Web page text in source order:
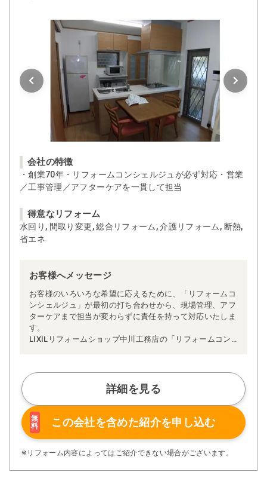
会社の特徴
・創業70年・リフォームコンシェルジュが必ず対応・営業
／工事管理／アフターケアを一貫して担当
得意なリフォーム
水回り, 間取り変更, 総合リフォーム, 介護リフォーム, 断熱,
省エネ
お客様へメッセージ
お客様のいろいろな希望に応えるために、「リフォームコ
ンシェルジュ」が最初の打ち合わせから、現場管理、アフ
ターケアまで担当が変わらずに責任を持って対応いたしま
す。
LIXILリフォームショップ中川工務店の「リフォームコン
詳細を見る
無
料
この会社を含めた紹介を申し込む
※リフォーム内容によってはご紹介できない場合がございます。